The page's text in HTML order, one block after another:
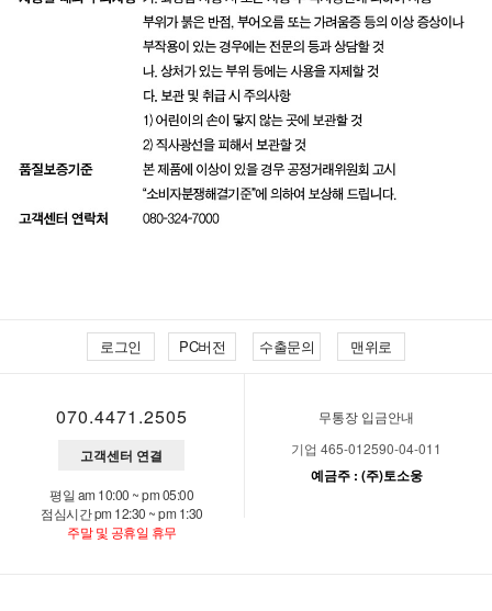
로그인 PC버전 수출문의 맨위로
070.4471.2505
고객센터 연결
평일 am 10:00 ~ pm 05:00
점심시간 pm 12:30 ~ pm 1:30
주말 및 공휴일 휴무
무통장 입금안내
기업 465-012590-04-011
예금주 : (주)토소웅